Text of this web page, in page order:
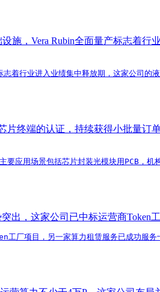
施，Vera Rubin全面量产标志着
业进入业绩集中释放期，这家公司的
终端的认证，持续获得小批量订
应用场景包括芯片封装光模块用PCB
出，这家公司已中标运营商Token
厂项目，另一家算力租赁服务已成功服务